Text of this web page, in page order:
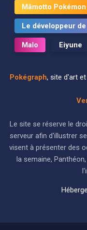
Mâmotto
Le développeur de
Malo Eiyune
Pokégraph, site d'art
Le site se réserve le
serveur afin d'illustrer
visent à présenter des
la semaine,